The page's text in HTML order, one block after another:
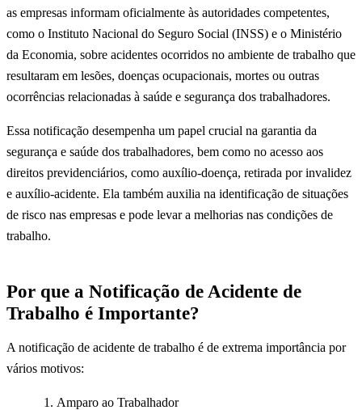
as empresas informam oficialmente às autoridades competentes,
como o Instituto Nacional do Seguro Social (INSS) e o Ministério
da Economia, sobre acidentes ocorridos no ambiente de trabalho que
resultaram em lesões, doenças ocupacionais, mortes ou outras
ocorrências relacionadas à saúde e segurança dos trabalhadores.
Essa notificação desempenha um papel crucial na garantia da
segurança e saúde dos trabalhadores, bem como no acesso aos
direitos previdenciários, como auxílio-doença, retirada por invalidez
e auxílio-acidente. Ela também auxilia na identificação de situações
de risco nas empresas e pode levar a melhorias nas condições de
trabalho.
Por que a Notificação de Acidente de
Trabalho é Importante?
A notificação de acidente de trabalho é de extrema importância por
vários motivos:
Amparo ao Trabalhador